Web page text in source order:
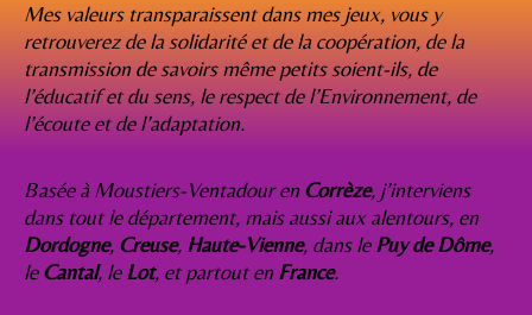
Mes valeurs transparaissent dans mes jeux, vous y
retrouverez de la solidarité et de la coopération, de la
transmission de savoirs même petits soient-ils, de
l’éducatif et du sens, le respect de l’Environnement, de
l’écoute et de l’adaptation.
Basée à Moustiers-Ventadour enCorrèze, j’interviens
dans tout le département, mais aussi aux alentours, en
Dordogne, Creuse, Haute-Vienne, dans lePuy de Dôme,
leCantal, leLot, et partout enFrance.